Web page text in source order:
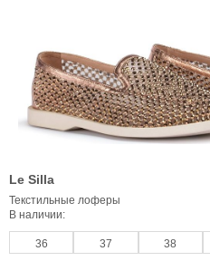
Le Silla
Текстильные лоферы
В наличии:
36 37 38